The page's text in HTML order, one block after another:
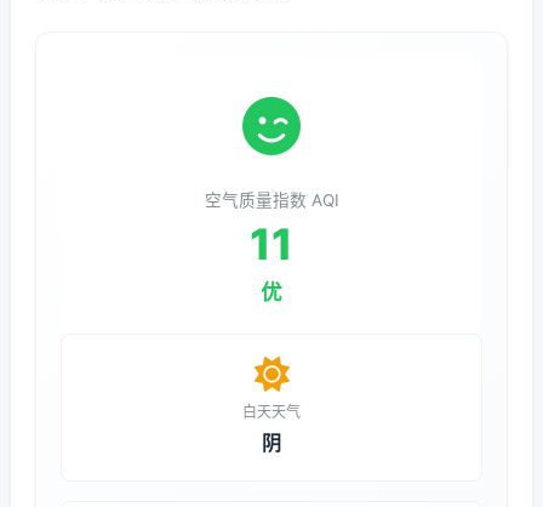
空气质量指数 AQI
11
优
白天天气
阴